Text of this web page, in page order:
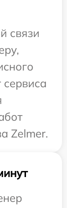
связи
Zelmer.